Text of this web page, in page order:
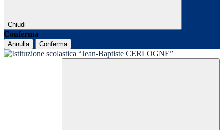
Chiudi
Conferma
Annulla Conferma